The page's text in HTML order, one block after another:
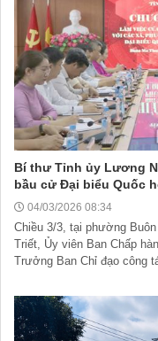
Bí thư Tỉnh ủy Lương
bầu cử Đại biểu Quốc
04/03/2026 08:34
Chiều 3/3, tại phường
Triết, Ủy viên Ban Chấp
Trưởng Ban Chỉ đạo công